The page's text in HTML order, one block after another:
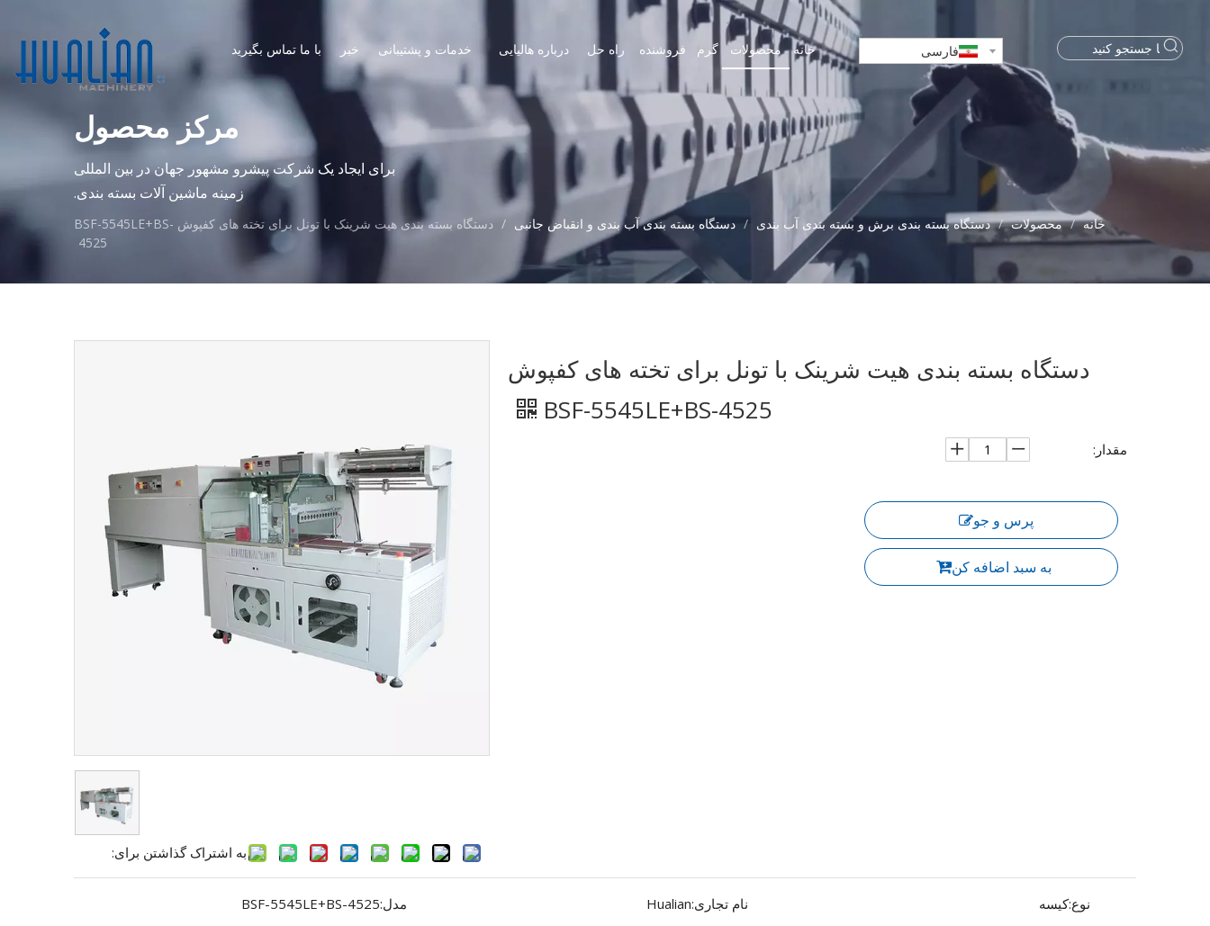
خانه محصولات گرم فروشنده راه حل درباره هالیایی خدمات و پشتیبانی خبر با ما تماس بگیرید فارسی
مرکز محصول
برای ایجاد یک شرکت پیشرو مشهور جهان در بین المللی
زمینه ماشین آلات بسته بندی.
خانه / محصولات / دستگاه بسته بندی برش و بسته بندی آب بندی / دستگاه بسته بندی آب بندی و انقباض جانبی /
دستگاه بسته بندی هیت شرینک با تونل برای تخته های کفپوش BSF-5545LE+BS-
4525
به اشتراک گذاشتن برای:
دستگاه بسته بندی هیت شرینک با تونل برای تخته های کفپوش
BSF-5545LE+BS-4525
مقدار:
پرس و جو
به سبد اضافه کن
مدل:BSF-5545LE+BS-4525 نام تجاری:Hualian نوع:کیسه